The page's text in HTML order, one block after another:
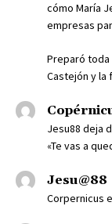
cómo María
empresas
Preparó toda
Castejón y la
Jesu88 deja
«Te vas a
Jesu@88
Corpernicus